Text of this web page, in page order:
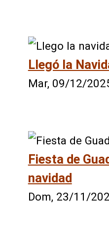
Llegó la
Mar, 09/12/
Fiesta de
navidad
Dom, 23/11/